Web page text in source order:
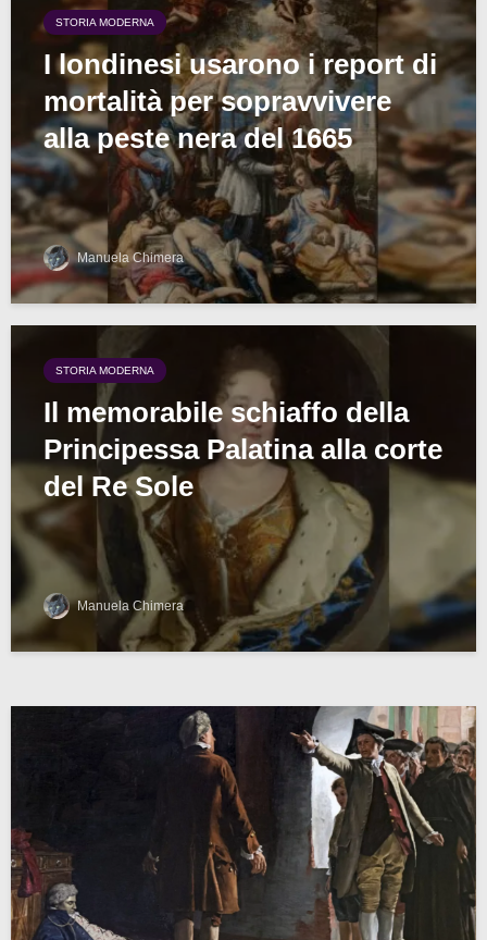
STORIA MODERNA
I londinesi usarono i report di
mortalità per sopravvivere
alla peste nera del 1665
Manuela Chimera
STORIA MODERNA
Il memorabile schiaffo della
Principessa Palatina alla corte
del Re Sole
Manuela Chimera